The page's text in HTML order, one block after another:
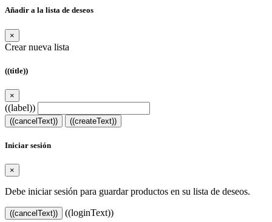
Añadir a la lista de deseos
×
Crear nueva lista
((title))
×
((label))
((cancelText)) ((createText))
Iniciar sesión
×
Debe iniciar sesión para guardar productos en su lista de deseos.
((cancelText)) ((loginText))